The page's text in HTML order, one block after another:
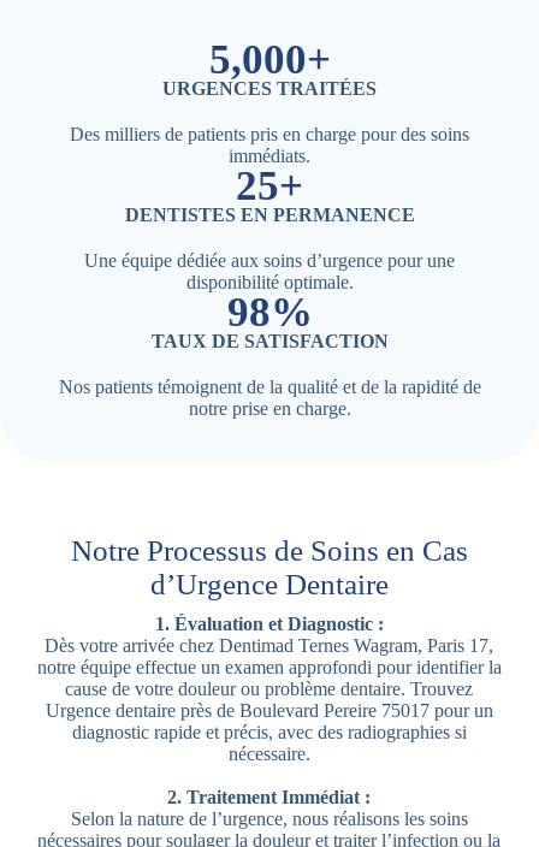
5,000+
URGENCES TRAITÉES
Des milliers de patients pris en charge pour des soins
immédiats.
25+
DENTISTES EN PERMANENCE
Une équipe dédiée aux soins d’urgence pour une
disponibilité optimale.
98%
TAUX DE SATISFACTION
Nos patients témoignent de la qualité et de la rapidité de
notre prise en charge.
Notre Processus de Soins en Cas
d’Urgence Dentaire
1. Évaluation et Diagnostic :
Dès votre arrivée chez Dentimad Ternes Wagram, Paris 17,
notre équipe effectue un examen approfondi pour identifier la
cause de votre douleur ou problème dentaire. Trouvez
Urgence dentaire près de Boulevard Pereire 75017 pour un
diagnostic rapide et précis, avec des radiographies si
nécessaire.
2. Traitement Immédiat :
Selon la nature de l’urgence, nous réalisons les soins
nécessaires pour soulager la douleur et traiter l’infection ou la